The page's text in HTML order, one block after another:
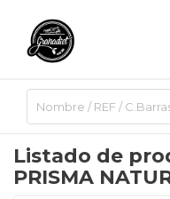
Listado de
PRISMA